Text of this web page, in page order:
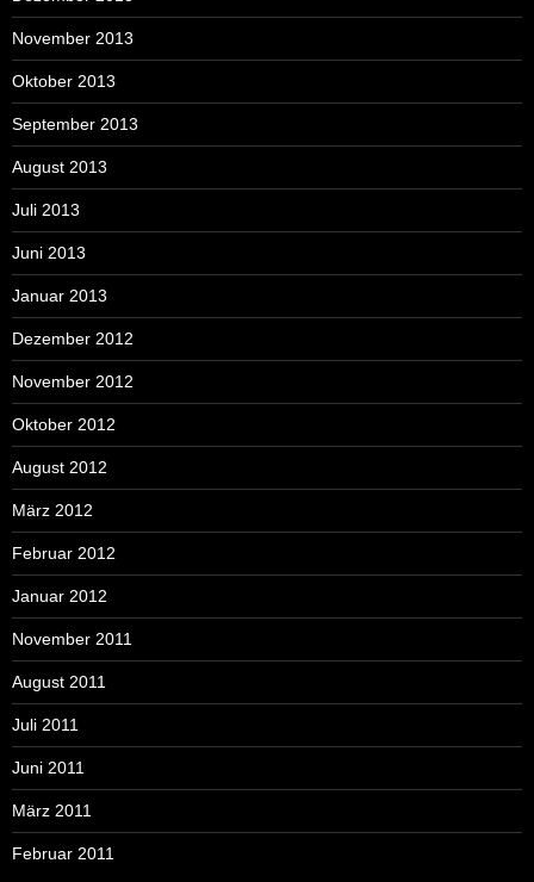
November 2013
Oktober 2013
September 2013
August 2013
Juli 2013
Juni 2013
Januar 2013
Dezember 2012
November 2012
Oktober 2012
August 2012
März 2012
Februar 2012
Januar 2012
November 2011
August 2011
Juli 2011
Juni 2011
März 2011
Februar 2011